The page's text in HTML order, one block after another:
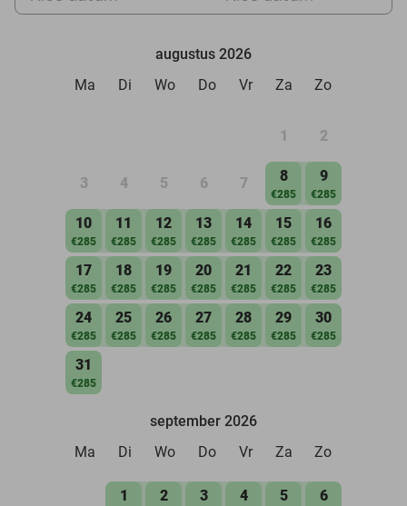
augustus 2026
Ma
Di Wo Do Vr Za Zo
1 2
3 4 5 6 7 8
€285
9
€285
10
€285
11
€285
12
€285
13
€285
14
€285
15
€285
16
€285
17
€285
18
€285
19
€285
20
€285
21
€285
22
€285
23
€285
24
€285
25
€285
26
€285
27
€285
28
€285
29
€285
30
€285
31
€285
september 2026
Ma
Di Wo Do Vr Za Zo
1 2 3 4 5 6